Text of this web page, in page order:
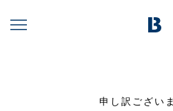
申し訳ござい